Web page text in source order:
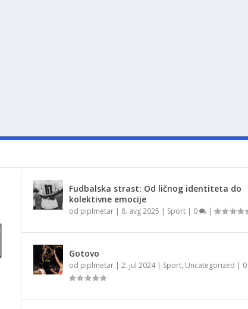
Fudbalska strast: Od ličnog identiteta do
kolektivne emocije
od piplmetar| 8. avg 2025 | Sport| 0 |
Gotovo
od piplmetar| 2. jul 2024| Sport, Uncategorized | 0